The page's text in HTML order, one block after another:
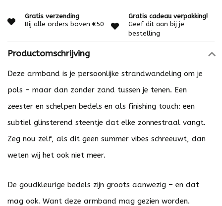
Gratis verzending
Bij alle orders boven €50
Gratis cadeau verpakking!
Geef dit aan bij je
bestelling
Productomschrijving
Deze armband is je persoonlijke strandwandeling om je
pols – maar dan zonder zand tussen je tenen. Een
zeester en schelpen bedels en als finishing touch: een
subtiel glinsterend steentje dat elke zonnestraal vangt.
Zeg nou zelf, als dit geen summer vibes schreeuwt, dan
weten wij het ook niet meer.
De goudkleurige bedels zijn groots aanwezig – en dat
mag ook. Want deze armband mag gezien worden.